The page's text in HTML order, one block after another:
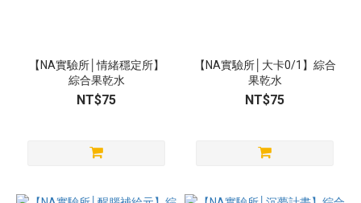
【NA實驗所│情緒穩定所】
綜合果乾水
NT$75
【NA實驗所│大卡0/1】綜合
果乾水
NT$75